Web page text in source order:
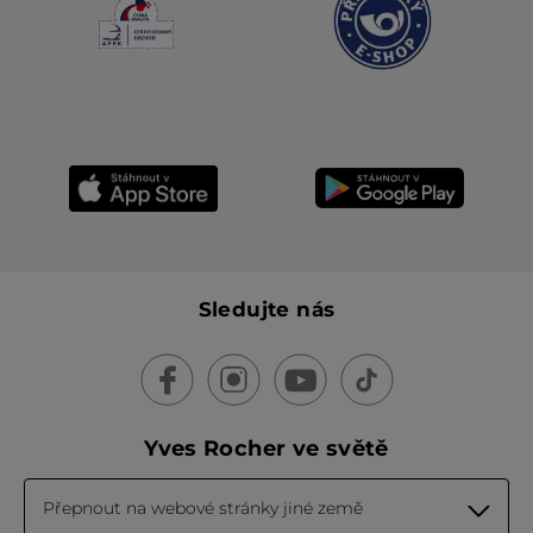
Sledujte nás
Yves Rocher ve světě
Přepnout na webové stránky jiné země